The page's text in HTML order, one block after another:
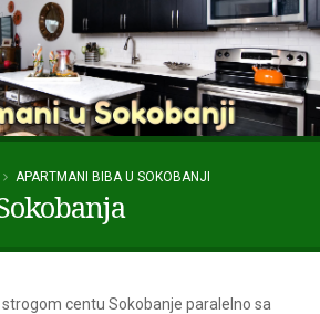
APARTMANI BIBA U SOKOBANJI
centu Sokobanje paralelno sa